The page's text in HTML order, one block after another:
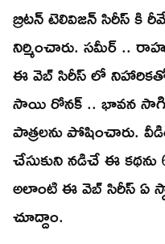
బ్రిటన్ టెలివిజన్ సిరీస్ కి
నిర్మించారు. సమీర్ ..
ఈ వెబ్ సిరీస్ లో
సాయి రోనక్ .. భావన సాగి
పాత్రలను పోషించారు.
చేసుకుని నడిచే ఈ
అలాంటి ఈ వెబ్ సిరీస్ ఏ
చూద్దాం.